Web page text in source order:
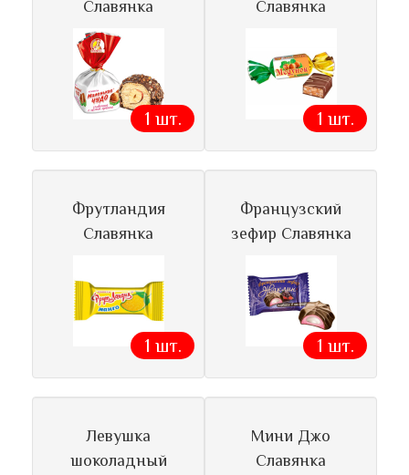
Славянка
1 шт.
Славянка
1 шт.
Фрутландия
Славянка
1 шт.
Французский
зефир Славянка
1 шт.
Левушка
шоколадный
Мини Джо
Славянка